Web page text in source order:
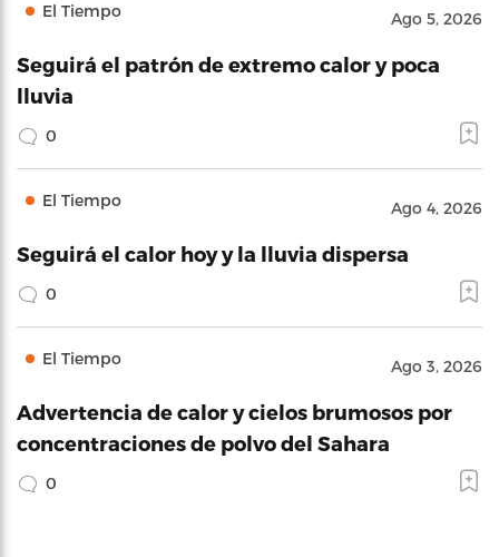
El Tiempo Ago 5, 2026
Seguirá el patrón de extremo calor y poca
lluvia
0
El Tiempo Ago 4, 2026
Seguirá el calor hoy y la lluvia dispersa
0
El Tiempo Ago 3, 2026
Advertencia de calor y cielos brumosos por
concentraciones de polvo del Sahara
0